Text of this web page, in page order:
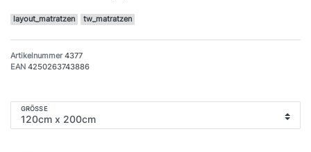
layout_matratzen tw_matratzen
Artikelnummer4377
EAN 4250263743886
GRÖSSE